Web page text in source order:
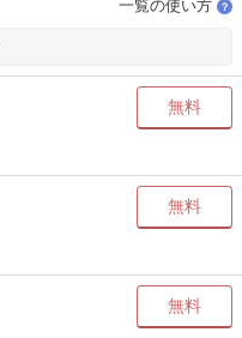
一覧の使い方 ？
無料
無料
無料